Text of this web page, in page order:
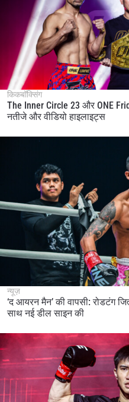
किकबॉक्सिंग
The Inner Circle 23 और ONE
नतीजे और वीडियो हाइलाइट्स
न्यूज़
‘द आयरन मैन’ की वापसी: रोडटंग
साथ नई डील साइन की